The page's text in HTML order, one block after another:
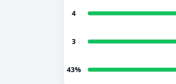
4
3
43%